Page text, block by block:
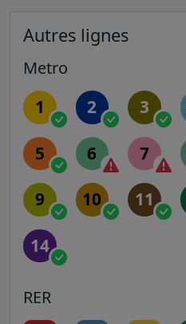
Autres lignes
Metro
1 2 3
5 6 7
9 10 11
14
RER